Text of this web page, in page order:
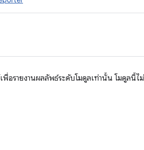
พื่อรายงานผลลัพธ์ระดับโมดูลเท่านั้น โมดูลนี้